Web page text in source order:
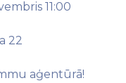
11:00
22
aģentūrā!